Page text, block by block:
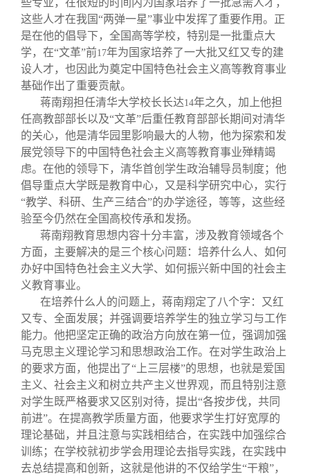
些专业，在很短的时间内为国家培养了一批急需人才，
这些人才在我国“两弹一星”事业中发挥了重要作用。正
是在他的倡导下，全国高等学校，特别是一批重点大
学，在“文革”前17年为国家培养了一大批又红又专的建
设人才，也因此为奠定中国特色社会主义高等教育事业
基础作出了重要贡献。
蒋南翔担任清华大学校长长达14年之久，加上他担
任高教部部长以及“文革”后重任教育部部长期间对清华
的关心，他是清华园里影响最大的人物，他为探索和发
展党领导下的中国特色社会主义高等教育事业殚精竭
虑。在他的领导下，清华首创学生政治辅导员制度；他
倡导重点大学既是教育中心，又是科学研究中心，实行
“教学、科研、生产三结合”的办学途径，等等，这些经
验至今仍然在全国高校传承和发扬。
蒋南翔教育思想内容十分丰富，涉及教育领域各个
方面，主要解决的是三个核心问题：培养什么人、如何
办好中国特色社会主义大学、如何振兴新中国的社会主
义教育事业。
在培养什么人的问题上，蒋南翔定了八个字：又红
又专、全面发展；并强调要培养学生的独立学习与工作
能力。他把坚定正确的政治方向放在第一位，强调加强
马克思主义理论学习和思想政治工作。在对学生政治上
的要求方面，他提出了“上三层楼”的思想，也就是爱国
主义、社会主义和树立共产主义世界观，而且特别注意
对学生既严格要求又区别对待，提出“各按步伐，共同
前进”。在提高教学质量方面，他要求学生打好宽厚的
理论基础，并且注意与实践相结合，在实践中加强综合
训练；在学校就初步学会用理论去指导实践，在实践中
去总结提高和创新，这就是他讲的不仅给学生“干粮”，